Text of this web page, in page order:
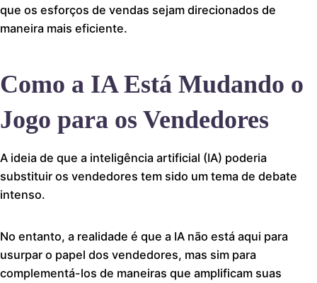
que os esforços de vendas sejam direcionados de
maneira mais eficiente.
Como a IA Está Mudando o
Jogo para os Vendedores
A ideia de que a inteligência artificial (IA) poderia
substituir os vendedores tem sido um tema de debate
intenso.
No entanto, a realidade é que a IA não está aqui para
usurpar o papel dos vendedores, mas sim para
complementá-los de maneiras que amplificam suas